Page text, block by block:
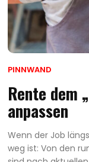
PINNWAND
Rente dem
anpassen
Wenn der Job
weg ist: Von den